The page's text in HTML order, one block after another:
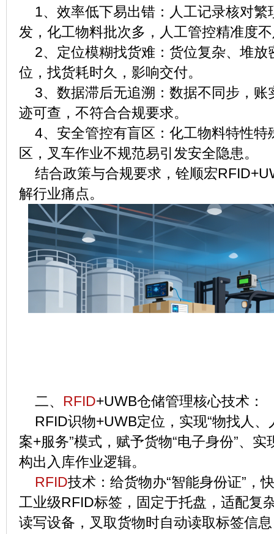
1、效率低下易出错：人工记录核对繁
发，化工物料批次多，人工管控精准度
2、定位模糊找货难：货位复杂、堆放
位，找货耗时久，影响交付。
3、数据滞后无追溯：数据不同步，账
迹可查，不符合合规要求。
4、安全管控有盲区：化工物料特性特
区，叉车作业不规范易引发安全隐患。
结合政策与合规要求，铨顺宏
解行业痛点。
二、 RFID+UWB仓储管理核心技术：
RFID识物+UWB定位，实现“物找人、
案+服务”模式，赋予货物“电子身份”、
构出入库作业逻辑。
RFID技术：给货物办“智能身份证”，
工业级RFID标签，固定于托盘，适配复
读写设备，叉取货物时自动读取标签信